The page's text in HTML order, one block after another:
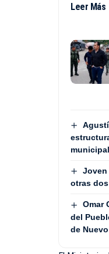
Leer Más
Joven
otras
Omar
del
de